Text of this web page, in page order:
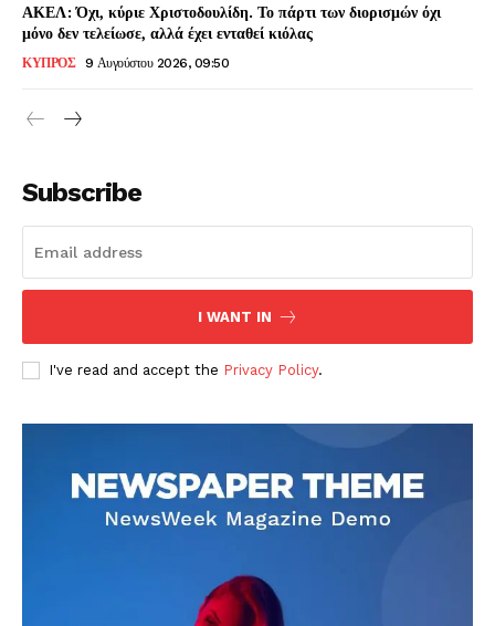
ΑΚΕΛ: Όχι, κύριε Χριστοδουλίδη. Το πάρτι των διορισμών όχι
μόνο δεν τελείωσε, αλλά έχει ενταθεί κιόλας
ΚΥΠΡΟΣ 9 Αυγούστου 2026, 09:50
Subscribe
I WANT IN
I've read and accept the Privacy Policy.